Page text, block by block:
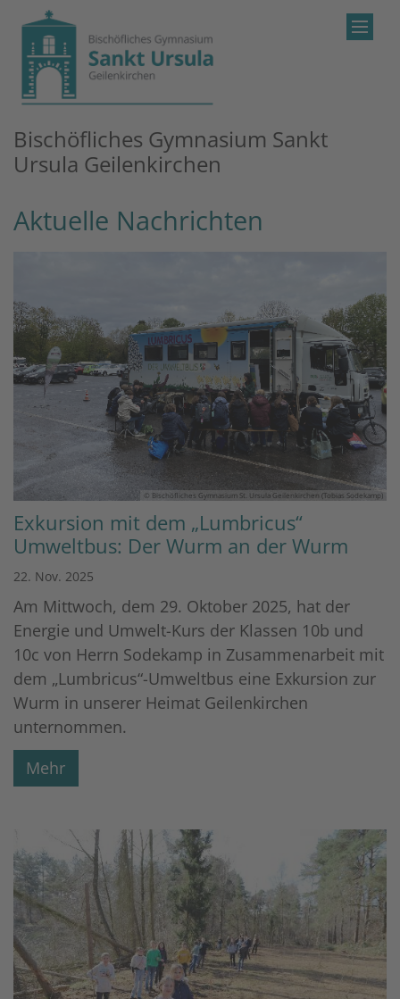
Zum Inhalt springen
Bischöfliches Gymnasium Sankt
Ursula Geilenkirchen
Aktuelle Nachrichten
© Bischöfliches Gymnasium St. Ursula Geilenkirchen (Tobias Sodekamp)
Exkursion mit dem „Lumbricus“
Umweltbus: Der Wurm an der Wurm
22. Nov. 2025
Am Mittwoch, dem 29. Oktober 2025, hat der
Energie und Umwelt-Kurs der Klassen 10b und
10c von Herrn Sodekamp in Zusammenarbeit mit
dem „Lumbricus“-Umweltbus eine Exkursion zur
Wurm in unserer Heimat Geilenkirchen
unternommen.
Mehr